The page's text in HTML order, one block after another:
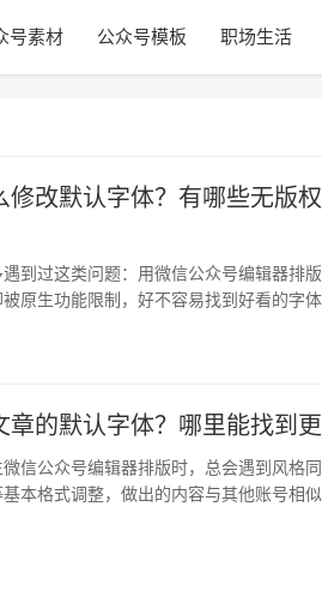
号素材 公众号模板 职场生活
修改默认字体？有哪些无版
到过这类问题：用微信公众号编辑器排版
原生功能限制，好不容易找到好看的字
的默认字体？哪里能找到更
信公众号编辑器排版时，总会遇到风格
本格式调整，做出的内容与其他账号相